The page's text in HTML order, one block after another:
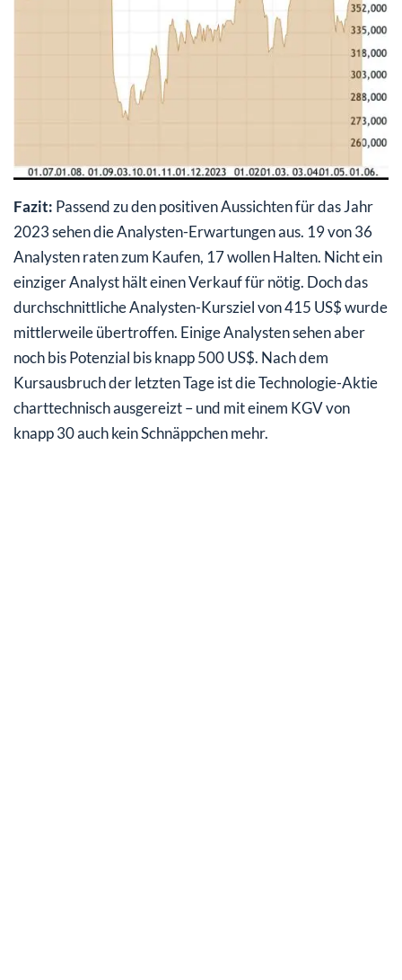
Fazit: Passend zu den positiven Aussichten für das Jahr
2023 sehen die Analysten-Erwartungen aus. 19 von 36
Analysten raten zum Kaufen, 17 wollen Halten. Nicht ein
einziger Analyst hält einen Verkauf für nötig. Doch das
durchschnittliche Analysten-Kursziel von 415 US$ wurde
mittlerweile übertroffen. Einige Analysten sehen aber
noch bis Potenzial bis knapp 500 US$. Nach dem
Kursausbruch der letzten Tage ist die Technologie-Aktie
charttechnisch ausgereizt – und mit einem KGV von
knapp 30 auch kein Schnäppchen mehr.